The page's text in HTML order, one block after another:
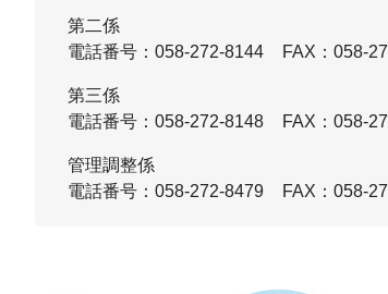
第二係
電話番号：058-272-8144
FAX：058-
第三係
電話番号：058-272-8148
FAX：058-
管理調整係
電話番号：058-272-8479
FAX：058-